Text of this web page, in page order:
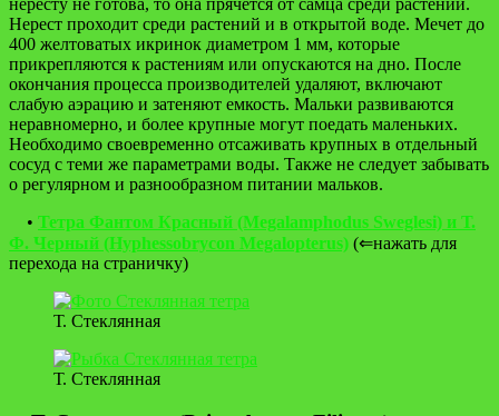
Нерест проходит среди растений и в открытой воде. Мечет до
400 желтоватых икринок диаметром 1 мм, которые
прикрепляются к растениям или опускаются на дно. После
окончания процесса производителей удаляют, включают
слабую аэрацию и затеняют емкость. Мальки развиваются
неравномерно, и более крупные могут поедать маленьких.
Необходимо своевременно отсаживать крупных в отдельный
сосуд с теми же параметрами воды. Также не следует забывать
о регулярном и разнообразном питании мальков.
• Тетра Фантом Красный (Megalamphodus Sweglesi) и Т.
Ф. Черный (Hyphessobrycon Megalopterus) (⇐нажать для
перехода на страничку)
Т. Стеклянная
Т. Стеклянная